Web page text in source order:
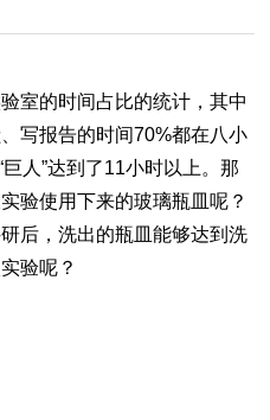
室的时间占比的统计，其中
写报告的时间70%都在八小
人”达到了11小时以上。那
验使用下来的玻璃瓶皿呢？
后，洗出的瓶皿能够达到洗
验呢？